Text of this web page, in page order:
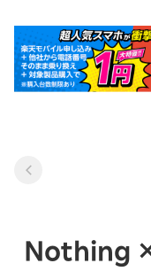
Nothing